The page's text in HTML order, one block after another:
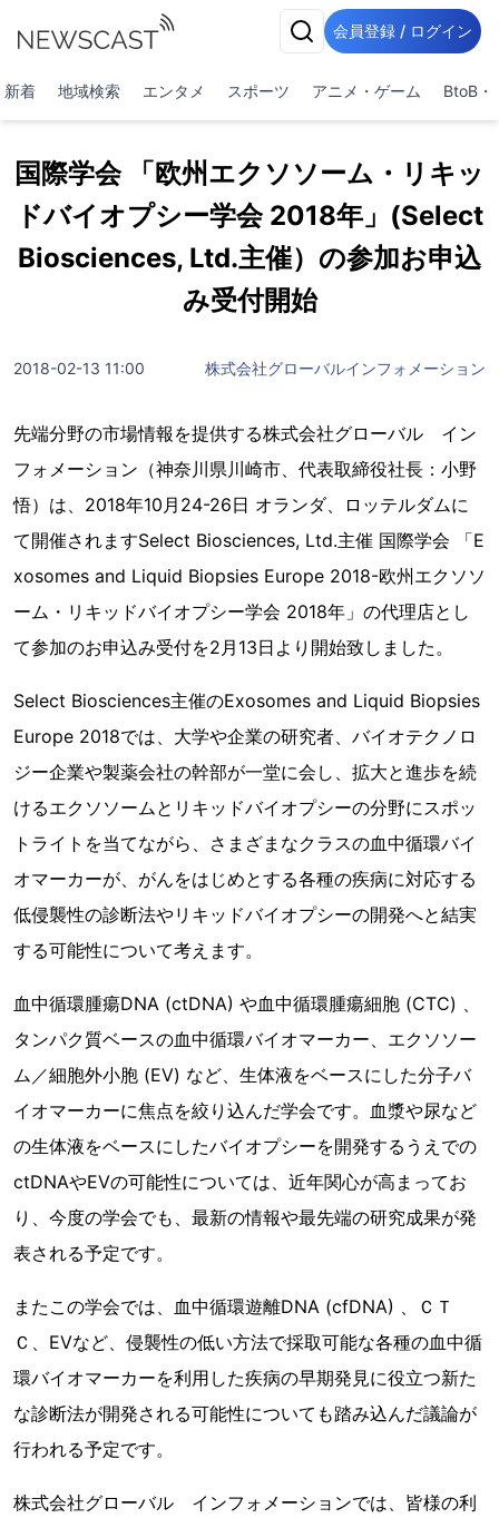
会員登録 / ログイン
新着 地域検索 エンタメ スポーツ アニメ・ゲーム BtoB・
国際学会 「欧州エクソソーム・リキッ
ドバイオプシー学会 2018年」(Select
Biosciences, Ltd.主催）の参加お申込
み受付開始
2018-02-13 11:00 株式会社グローバルインフォメーション
先端分野の市場情報を提供する株式会社グローバル イン
フォメーション（神奈川県川崎市、代表取締役社長：小野
悟）は、2018年10月24-26日 オランダ、ロッテルダムに
て開催されますSelect Biosciences, Ltd.主催 国際学会 「E
xosomes and Liquid Biopsies Europe 2018-欧州エクソソ
ーム・リキッドバイオプシー学会 2018年」の代理店とし
て参加のお申込み受付を2月13日より開始致しました。
Select Biosciences主催のExosomes and Liquid Biopsies
Europe 2018では、大学や企業の研究者、バイオテクノロ
ジー企業や製薬会社の幹部が一堂に会し、拡大と進歩を続
けるエクソソームとリキッドバイオプシーの分野にスポッ
トライトを当てながら、さまざまなクラスの血中循環バイ
オマーカーが、がんをはじめとする各種の疾病に対応する
低侵襲性の診断法やリキッドバイオプシーの開発へと結実
する可能性について考えます。
血中循環腫瘍DNA (ctDNA) や血中循環腫瘍細胞 (CTC) 、
タンパク質ベースの血中循環バイオマーカー、エクソソー
ム／細胞外小胞 (EV) など、生体液をベースにした分子バ
イオマーカーに焦点を絞り込んだ学会です。血漿や尿など
の生体液をベースにしたバイオプシーを開発するうえでの
ctDNAやEVの可能性については、近年関心が高まってお
り、今度の学会でも、最新の情報や最先端の研究成果が発
表される予定です。
またこの学会では、血中循環遊離DNA (cfDNA) 、ＣＴ
Ｃ、EVなど、侵襲性の低い方法で採取可能な各種の血中循
環バイオマーカーを利用した疾病の早期発見に役立つ新た
な診断法が開発される可能性についても踏み込んだ議論が
行われる予定です。
株式会社グローバル インフォメーションでは、皆様の利